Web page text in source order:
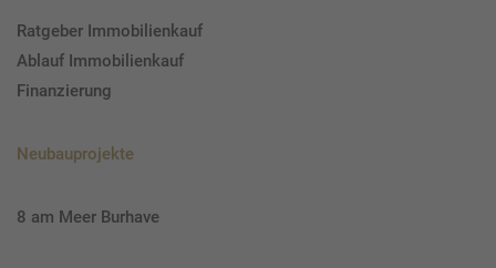
Ratgeber Immobilienkauf
Ablauf Immobilienkauf
Finanzierung
Neubauprojekte
8 am Meer Burhave